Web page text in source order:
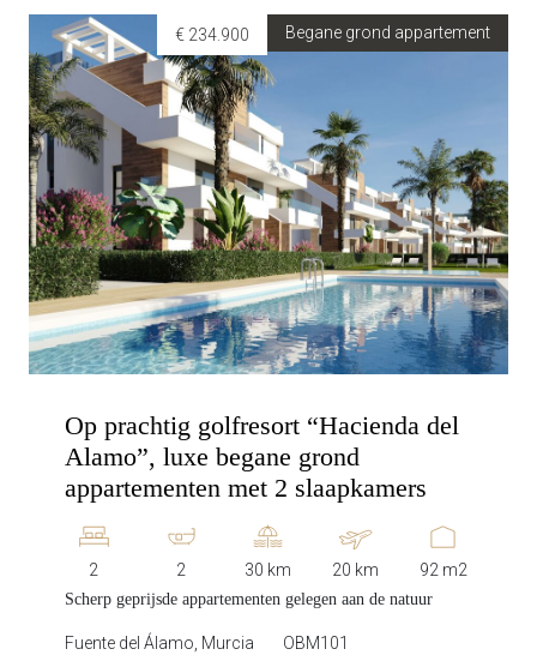
Begane grond appartement
€ 234.900
Op prachtig golfresort “Hacienda del
Alamo”, luxe begane grond
appartementen met 2 slaapkamers
2 2 30 km 20 km 92 m2
Scherp geprijsde appartementen gelegen aan de natuur
Fuente del Álamo, Murcia OBM101